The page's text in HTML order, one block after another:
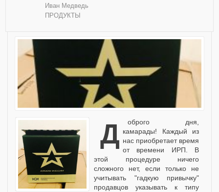
Иван Медведь
ПРОДУКТЫ
Доброго дня, камарады! Каждый из
нас приобретает время
от времени ИРП. В
этой процедуре ничего
сложного нет, если только не
учитывать "гадкую привычку"
продавцов указывать к типу